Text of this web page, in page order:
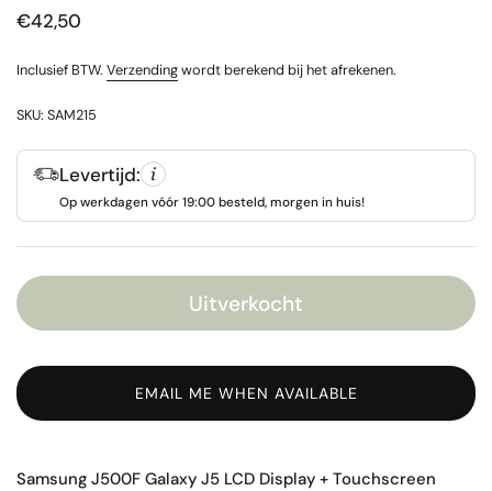
Prijs:
€42,50
Inclusief BTW. Verzendingwordt berekend bij het afrekenen.
SKU: SAM215
Levertijd:
Op werkdagen vóór 19:00 besteld, morgen in huis!
Uitverkocht
EMAIL ME WHEN AVAILABLE
Samsung J500F Galaxy J5 LCD Display + Touchscreen